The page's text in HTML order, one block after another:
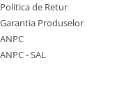
Politica de Retur
Garantia Produselor
ANPC
ANPC - SAL